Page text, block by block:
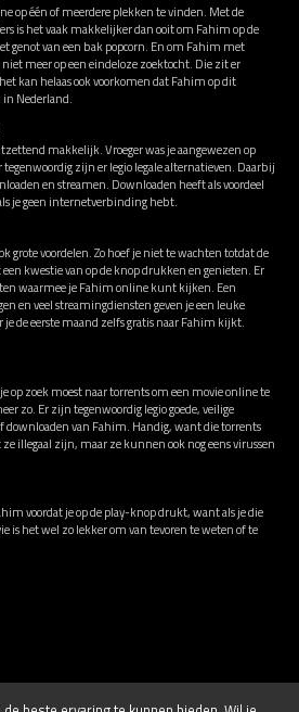
op één of meerdere plekken te vinden. Met de
is het vaak makkelijker dan ooit om Fahim op de
genot van een bak popcorn. En om Fahim met
meer op een eindeloze zoektocht. Die zit er
kan helaas ook voorkomen dat Fahim op dit
Nederland.
makkelijk. Vroeger was je aangewezen op
zijn er legio legale alternatieven. Daarbij
en streamen. Downloaden heeft als voordeel
je geen internetverbinding hebt.
grote voordelen. Zo hoef je niet te wachten totdat de
kwestie van op de knop drukken en genieten. Er
waarmee je Fahim online kunt kijken. Een
en veel streamingdiensten geven je een leuke
de eerste maand zelfs gratis naar Fahim kijkt.
op zoek moest naar torrents om een movie online te
zo. Er zijn tegenwoordig legio goede, veilige
downloaden van Fahim. Handig, want die torrents
illegaal zijn, maar ze kunnen ook nog eens virussen
voordat je op de play-knop drukt, want als je die
is het wel zo lekker om van tevoren te weten of te
Algemene voorwaarden